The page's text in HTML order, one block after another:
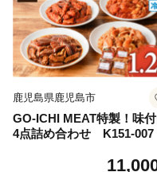
鹿児島県鹿児島市
GO-ICHI MEAT特製！味
4点詰め合わせ K151-007